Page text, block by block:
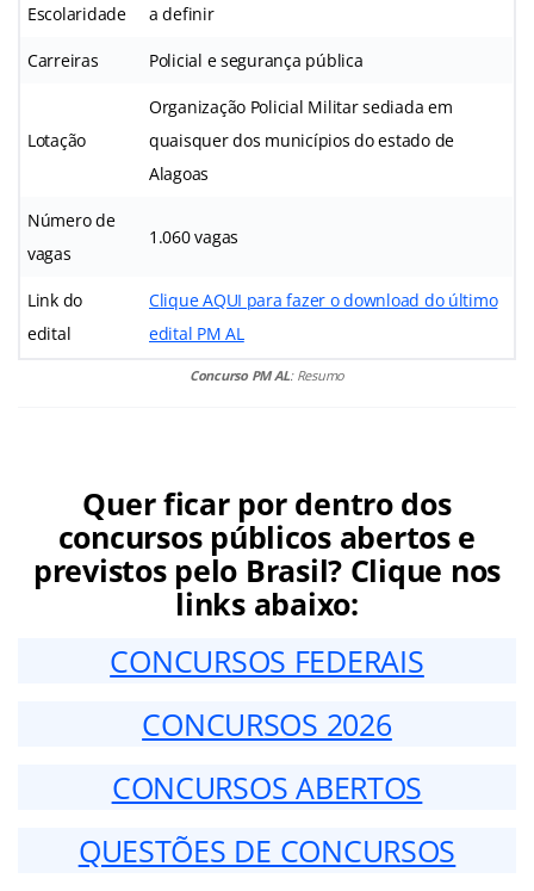
Escolaridade a definir
Carreiras Policial e segurança pública
Lotação
Organização Policial Militar sediada em
quaisquer dos municípios do estado de
Alagoas
Número de
vagas
1.060 vagas
Link do
edital
Clique AQUI para fazer o download do último
edital PM AL
Concurso PM AL: Resumo
Quer ficar por dentro dos
concursos públicos abertos e
previstos pelo Brasil? Clique nos
links abaixo:
CONCURSOS FEDERAIS
CONCURSOS 2026
CONCURSOS ABERTOS
QUESTÕES DE CONCURSOS